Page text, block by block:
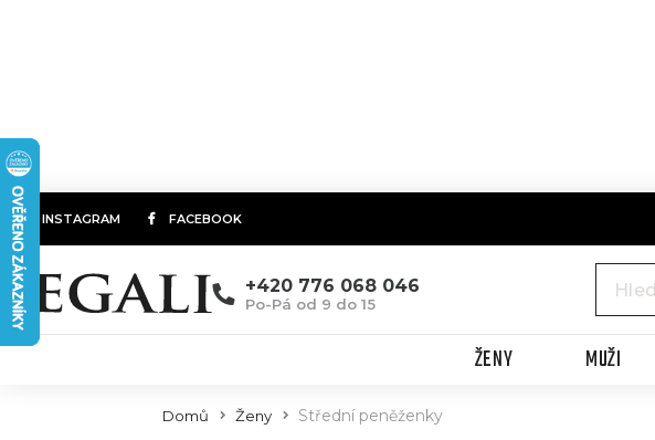
INSTAGRAM FACEBOOK
+420 776 068 046
Po-Pá od 9 do 15
ŽENY MUŽI
Domů Ženy Střední peněženky